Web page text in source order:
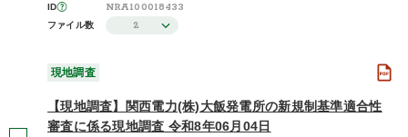
ID NRA100018433
ファイル数 2
現地調査
【現地調査】関西電力(株)大飯発電所の新規制基準適合性
審査に係る現地調査 令和8年06月04日